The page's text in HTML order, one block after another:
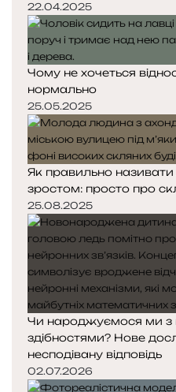
22.04.2025
Чому не хочеться
нормально
25.05.2025
Як правильно
зростом: просто про
25.08.2025
Чи народжуємося ми з
здібностями? Нове
несподівану відповідь
02.07.2026